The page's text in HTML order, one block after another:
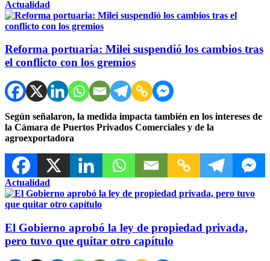
Actualidad
Reforma portuaria: Milei suspendió los cambios tras
el conflicto con los gremios
Según señalaron, la medida impacta también en los intereses de
la Cámara de Puertos Privados Comerciales y de la
agroexportadora
Actualidad
El Gobierno aprobó la ley de propiedad privada,
pero tuvo que quitar otro capítulo